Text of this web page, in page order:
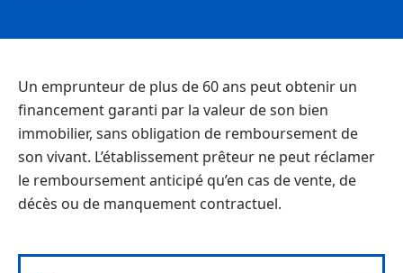
Un emprunteur de plus de 60 ans peut obtenir un
financement garanti par la valeur de son bien
immobilier, sans obligation de remboursement de
son vivant. L’établissement prêteur ne peut réclamer
le remboursement anticipé qu’en cas de vente, de
décès ou de manquement contractuel.